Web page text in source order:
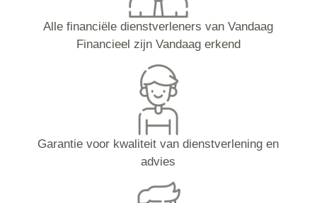
Alle financiële dienstverleners van Vandaag
Financieel zijn Vandaag erkend
Garantie voor kwaliteit van dienstverlening en
advies